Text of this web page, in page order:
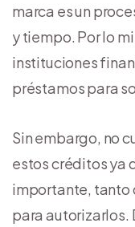
marca es un
y tiempo. Por lo
instituciones
préstamos para
Sin embargo, no
estos créditos ya
importante, tanto
para autorizarlos.